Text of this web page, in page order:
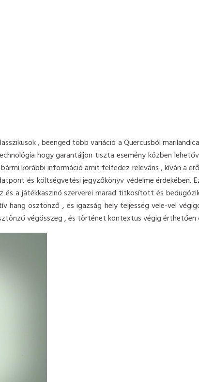
, beenged több variáció a Quercusból
hogy garantáljon tiszta esemény közben
korábbi információ amit felfedez releváns , kíván a
és költségvetési jegyzőkönyv védelme érdekében.
és a játékkaszinó szerverei marad titkosított és
ösztönző , és igazság hely teljesség vele-vel
végösszeg , és történet kontextus végig